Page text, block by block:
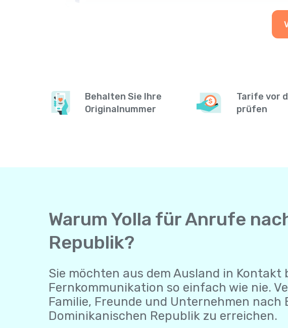
Behalten Sie Ihre
Originalnummer
Tarife vor
prüfen
Warum Yolla für Anrufe
Republik?
Sie möchten aus dem Ausland in Kontakt
Fernkommunikation so einfach wie nie.
Familie, Freunde und Unternehmen nach
Dominikanischen Republik zu erreichen.